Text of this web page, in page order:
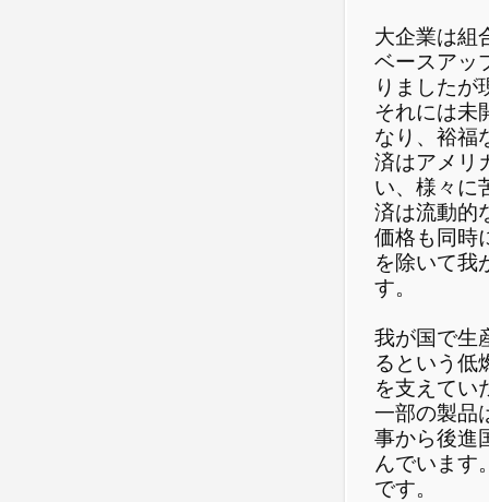
大企業は組
ベースアッ
りましたが
それには未
なり、裕福
済はアメリ
い、様々に
済は流動的
価格も同時
を除いて我
す。
我が国で生
るという低
を支えてい
一部の製品
事から後進
んでいます
です。